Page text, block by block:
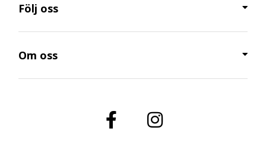
Följ oss
Om oss